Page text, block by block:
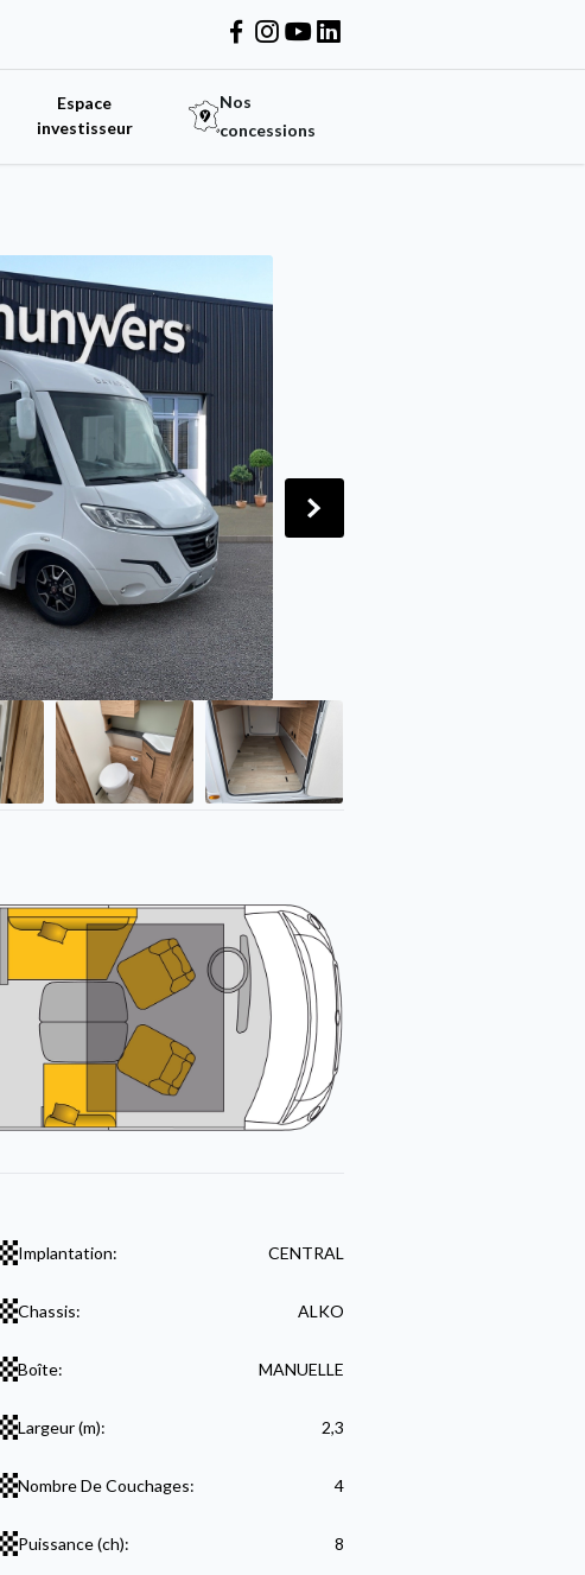
Espace
investisseur
Nos
concessions
Implantation: CENTRAL
Chassis: ALKO
Boîte: MANUELLE
Largeur (m): 2,3
Nombre De Couchages: 4
Puissance (ch): 8